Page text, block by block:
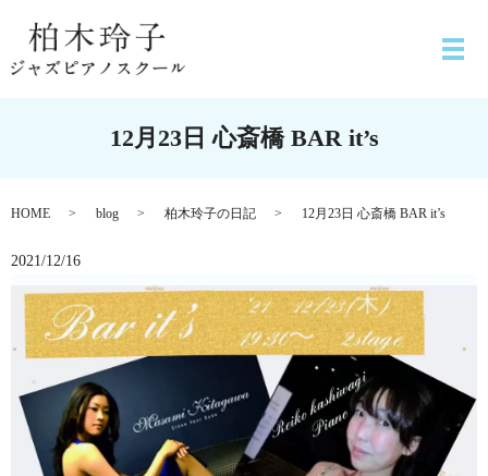
12月23日 心斎橋 BAR it’s
HOME blog 柏木玲子の日記 12月23日 心斎橋 BAR it’s
2021/12/16